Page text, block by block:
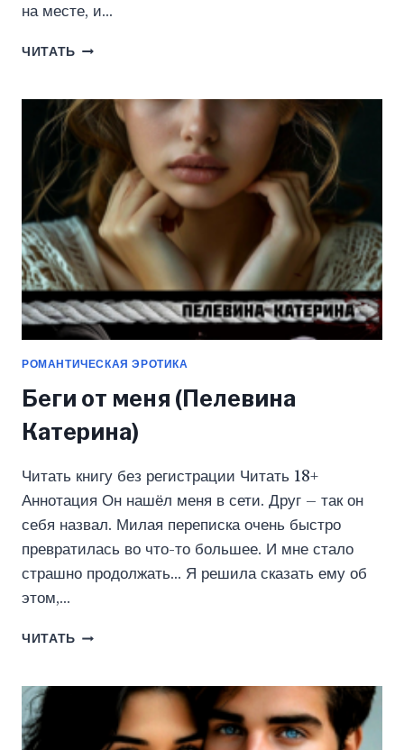
на месте, и…
ЧИТАТЬ ПРОПАСТЬ
(ПЕЛЕВИНА
КАТЕРИНА)
РОМАНТИЧЕСКАЯ ЭРОТИКА
Беги от меня (Пелевина
Катерина)
Читать книгу без регистрации Читать 18+
Аннотация Он нашёл меня в сети. Друг – так он
себя назвал. Милая переписка очень быстро
превратилась во что-то большее. И мне стало
страшно продолжать… Я решила сказать ему об
этом,…
ЧИТАТЬ БЕГИ
(ПЕЛЕВИНА
КАТЕРИНА)